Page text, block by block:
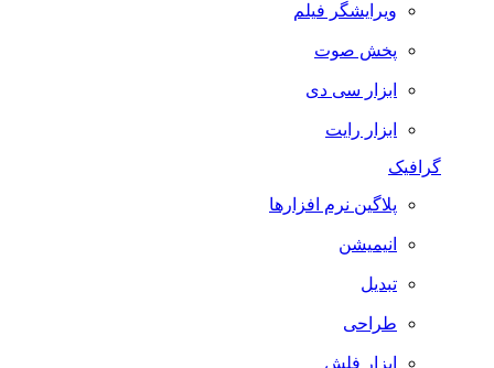
ویرایشگر فیلم
پخش صوت
ابزار سی دی
ابزار رایت
گرافیک
پلاگین نرم افزارها
انیمیشن
تبدیل
طراحی
ابزار فلش